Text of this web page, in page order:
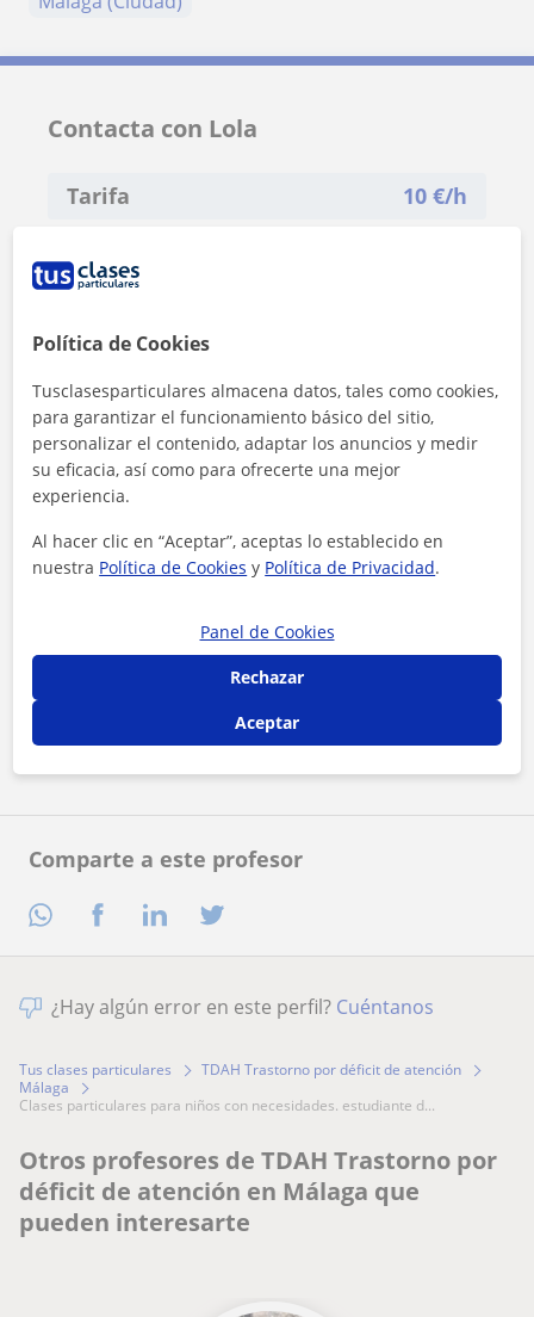
Comparte a este profesor
Contacta con Lola
Tarifa 10 €/h
Contactar ahora
¿Hay algún error en este perfil? Cuéntanos
Tus clases particulares
TDAH Trastorno por déficit de atención
Málaga
clases particulares para niños con necesidades. estudiante d...
Otros profesores de TDAH Trastorno por
déficit de atención en Málaga que
pueden interesarte
Política de Cookies
Tusclasesparticulares almacena datos, tales como cookies,
para garantizar el funcionamiento básico del sitio,
personalizar el contenido, adaptar los anuncios y medir
su eficacia, así como para ofrecerte una mejor
experiencia.
Al hacer clic en “Aceptar”, aceptas lo establecido en
nuestra Política de Cookies y Política de Privacidad.
Panel de Cookies
Rechazar
Aceptar